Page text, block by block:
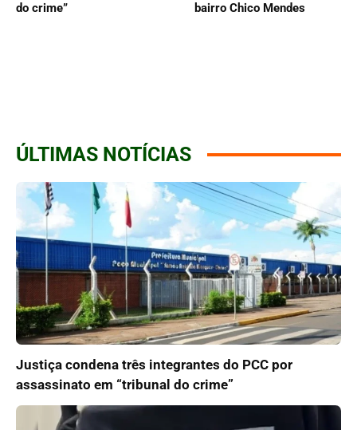
do crime”
bairro Chico Mendes
ÚLTIMAS NOTÍCIAS
Justiça condena três integrantes do PCC por
assassinato em “tribunal do crime”